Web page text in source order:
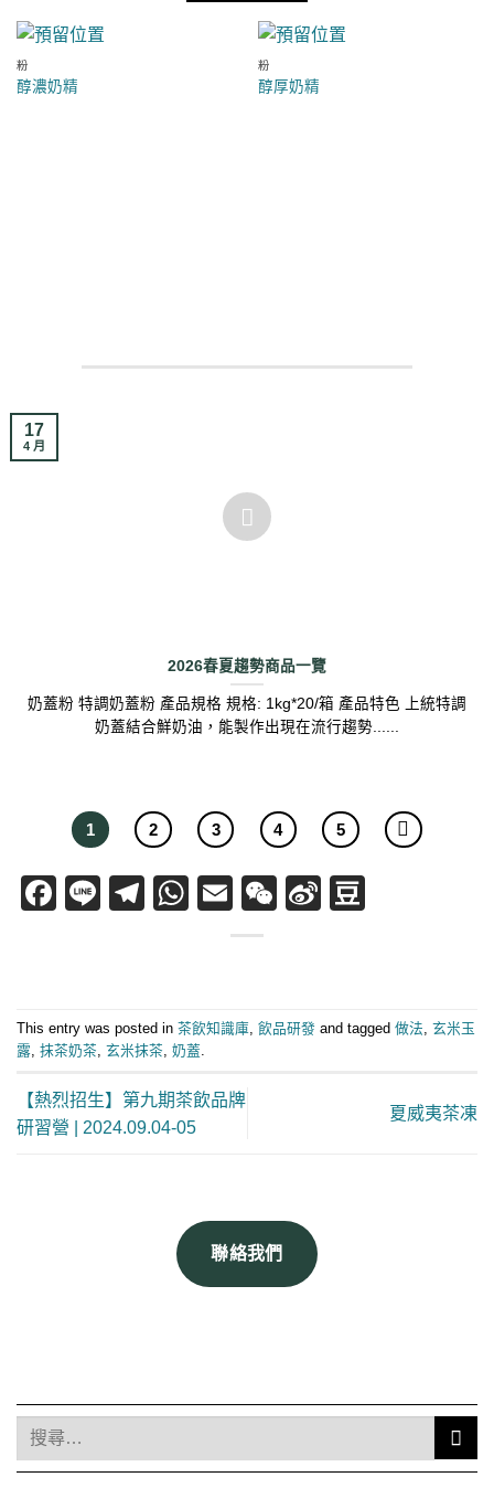
粉
醇濃奶精
粉
醇厚奶精
2026春夏趨勢商品一覽
奶蓋粉 特調奶蓋粉 產品規格 規格: 1kg*20/箱 產品特色 上統特調
奶蓋結合鮮奶油，能製作出現在流行趨勢......
17
4 月
1 2 3 4 5
Facebook
LineTelegram
WhatsApp
EmailWeChat
Sina
This entry was posted in 茶飲知識庫 飲品研發 and tagged 做法 玄米玉
露 抹茶奶茶 玄米抹茶 奶蓋
【熱烈招生】第九期茶飲品牌
研習營 | 2024.09.04-05
夏威夷茶凍
聯絡我們